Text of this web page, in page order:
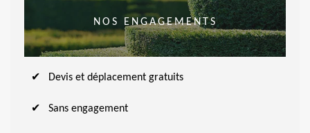
NOS ENGAGEMENTS
Devis et déplacement gratuits
Sans engagement